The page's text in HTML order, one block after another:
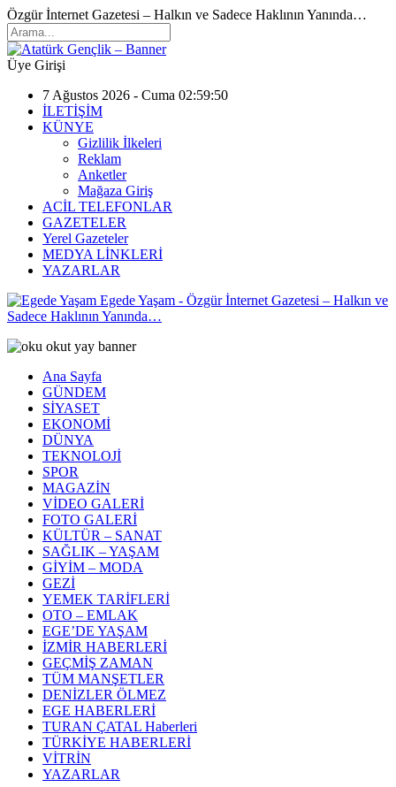
Özgür İnternet Gazetesi – Halkın ve Sadece Haklının Yanında…
Üye Girişi
7 Ağustos 2026 - Cuma 02:59:50
İLETİŞİM
KÜNYE
Gizlilik İlkeleri
Reklam
Anketler
Mağaza Giriş
ACİL TELEFONLAR
GAZETELER
Yerel Gazeteler
MEDYA LİNKLERİ
YAZARLAR
Egede Yaşam - Özgür İnternet Gazetesi – Halkın ve
Sadece Haklının Yanında…
Ana Sayfa
GÜNDEM
SİYASET
EKONOMİ
DÜNYA
TEKNOLOJİ
SPOR
MAGAZİN
VİDEO GALERİ
FOTO GALERİ
KÜLTÜR – SANAT
SAĞLIK – YAŞAM
GİYİM – MODA
GEZİ
YEMEK TARİFLERİ
OTO – EMLAK
EGE’DE YAŞAM
İZMİR HABERLERİ
GEÇMİŞ ZAMAN
TÜM MANŞETLER
DENİZLER ÖLMEZ
EGE HABERLERİ
TURAN ÇATAL Haberleri
TÜRKİYE HABERLERİ
VİTRİN
YAZARLAR